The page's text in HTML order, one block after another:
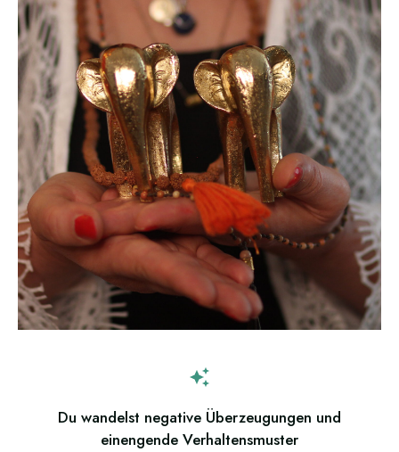
Du wandelst negative Überzeugungen und
einengende Verhaltensmuster